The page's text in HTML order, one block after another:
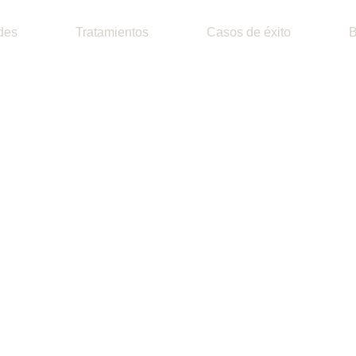
Tratamientos Casos de éxito